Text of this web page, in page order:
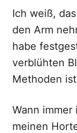
Ich weiß,
den Arm
habe
verblühten
Methoden
Wann
meinen